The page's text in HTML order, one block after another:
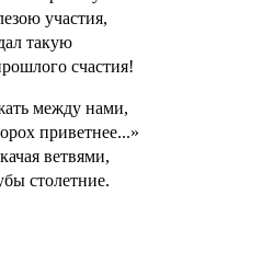
участия,
такую
счастия!
между нами,
приветнее...»
ветвями,
столетние.